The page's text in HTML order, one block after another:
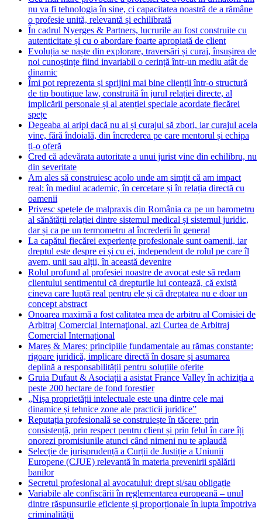
nu va fi tehnologia în sine, ci capacitatea noastră de a rămâne
o profesie unită, relevantă și echilibrată
În cadrul Nyerges & Partners, lucrurile au fost construite cu
autenticitate și cu o abordare foarte apropiată de client
Evoluția se naște din explorare, traversări și curaj, însușirea de
noi cunoștințe fiind invariabil o cerință într-un mediu atât de
dinamic
Îmi pot reprezenta și sprijini mai bine clienții într-o structură
de tip boutique law, construită în jurul relației directe, al
implicării personale și al atenției speciale acordate fiecărei
spețe
Degeaba ai aripi dacă nu ai și curajul să zbori, iar curajul acela
vine, fără îndoială, din încrederea pe care mentorul și echipa
ți-o oferă
Cred că adevărata autoritate a unui jurist vine din echilibru, nu
din severitate
Am ales să construiesc acolo unde am simțit că am impact
real: în mediul academic, în cercetare și în relația directă cu
oamenii
Privesc spețele de malpraxis din România ca pe un barometru
al sănătății relației dintre sistemul medical și sistemul juridic,
dar și ca pe un termometru al încrederii în general
La capătul fiecărei experiențe profesionale sunt oamenii, iar
dreptul este despre ei și cu ei, independent de rolul pe care îl
avem, unii sau alții, în această devenire
Rolul profund al profesiei noastre de avocat este să redam
clientului sentimentul că drepturile lui contează, că există
cineva care luptă real pentru ele și că dreptatea nu e doar un
concept abstract
Onoarea maximă a fost calitatea mea de arbitru al Comisiei de
Arbitraj Comercial Internaţional, azi Curtea de Arbitraj
Comercial Internațional
Mareș & Mareș: principiile fundamentale au rămas constante:
rigoare juridică, implicare directă în dosare și asumarea
deplină a responsabilității pentru soluțiile oferite
Gruia Dufaut & Asociații a asistat France Valley în achiziția a
peste 200 hectare de fond forestier
„Nișa proprietății intelectuale este una dintre cele mai
dinamice și tehnice zone ale practicii juridice”
Reputația profesională se construiește în tăcere: prin
consistență, prin respect pentru client și prin felul în care îți
onorezi promisiunile atunci când nimeni nu te aplaudă
Selecție de jurisprudență a Curții de Justiție a Uniunii
Europene (CJUE) relevantă în materia prevenirii spălării
banilor
Secretul profesional al avocatului: drept și/sau obligație
Variabile ale confiscării în reglementarea europeană – unul
dintre răspunsurile eficiente și proporționale în lupta împotriva
criminalității